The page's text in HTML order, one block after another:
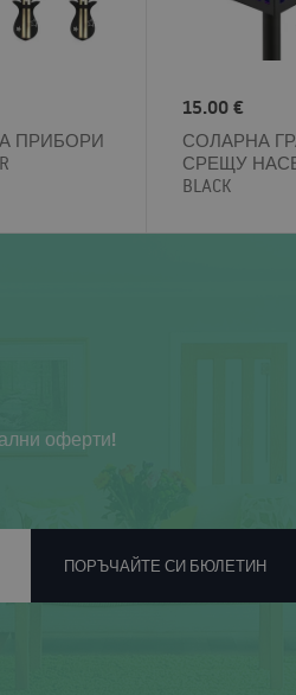
ПРИБОРИ
15.00 €
СОЛАРНА
СРЕЩУ
BLACK
оферти!
ПОРЪЧАЙТЕ СИ БЮЛЕТИН